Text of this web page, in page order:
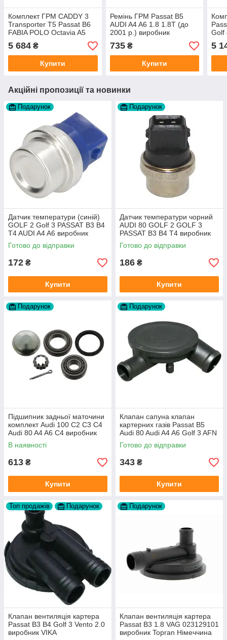
Комплект ГРМ CADDY 3
Transporter T5 Passat B6
FABIA POLO Octavia A5
5 684 ₴
Купити
Ремінь ГРМ Passat B5
AUDI A4 A6 1.8 1.8T (до
2001 р.) виробник
735₴
Купити
Golf
5
Акційні пропозиції та новинки
Подарунок
Датчик температури (синій)
GOLF 2 Golf 3 PASSAT B3 B4
T4 AUDI A4 A6 виробник
Topran Німеччина
Готово до відправки
172 ₴
Купити
Подарунок
Датчик температури чорний
AUDI 80 GOLF 2 GOLF 3
PASSAT B3 B4 T4 виробник
TOPRAN Німеччина
Готово до відправки
186 ₴
Купити
Подарунок
Підшипник задньої маточини
комплект Audi 100 C2 C3 C4
Audi 80 A4 A6 C4 виробник
FAG
В наявності
613 ₴
Купити
Подарунок
Клапан сапуна клапан
картерних газів Passat B5
Audi 80 Audi A4 A6 Golf 3 AFN
1Y AAZ 1Z AFF AEY AAZ AHB
AHU
Готово до відправки
343 ₴
Купити
Топ продажів Подарунок
Клапан вентиляція картера
Passat B3 B4 Golf 3 Vento 2.0
виробник VIKA
Подарунок
Клапан вентиляція картера
Passat B3 1.8 VAG 023129101
виробник Topran Німеччина